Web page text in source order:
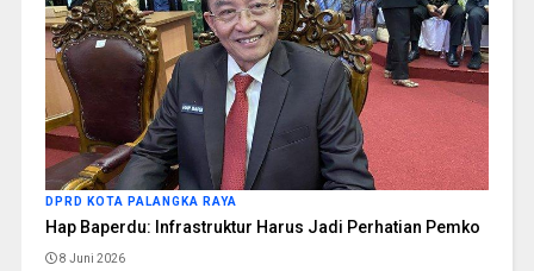
DPRD KOTA PALANGKA RAYA
Hap Baperdu: Infrastruktur Harus Jadi Perhatian Pemko
8 Juni 2026